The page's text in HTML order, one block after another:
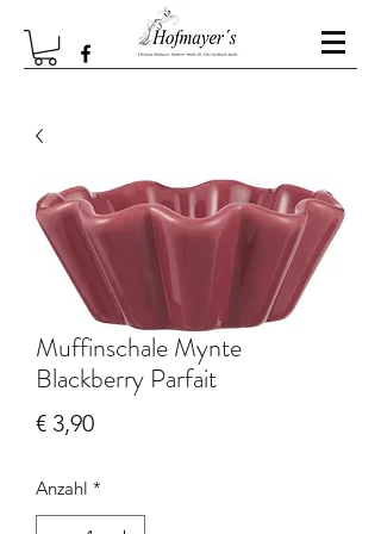
Muffinschale Mynte
Blackberry Parfait
€ 3,90Preis
Anzahl *